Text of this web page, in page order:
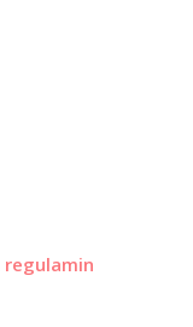
regulamin